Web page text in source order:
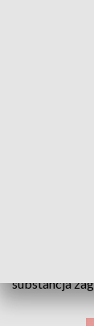
substancja